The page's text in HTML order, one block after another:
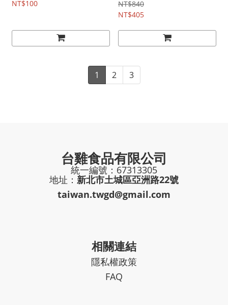
NT$100
NT$840
NT$405
1 2 3
台雞食品有限公司
統一編號：67313305
地址： 新北市土城區亞洲路22號
taiwan.twgd@gmail.com
相關連結
隱私權政策
FAQ